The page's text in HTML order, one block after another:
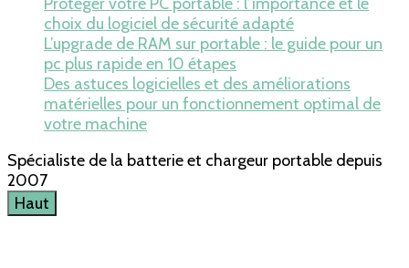
choix du logiciel de sécurité adapté
L’upgrade de RAM sur portable : le guide pour un
pc plus rapide en 10 étapes
Des astuces logicielles et des améliorations
matérielles pour un fonctionnement optimal de
votre machine
Spécialiste de la batterie et chargeur portable depuis
2007
Haut